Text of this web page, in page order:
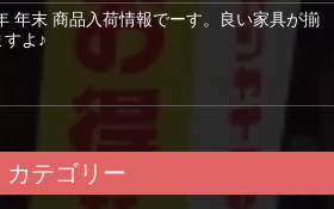
年末 商品入荷情報でーす。良い家具が揃
すよ♪
カテゴリー